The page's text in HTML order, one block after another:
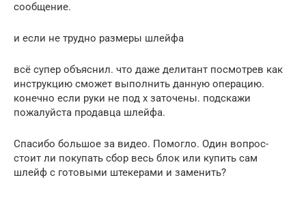
сообщение.
и если не трудно размеры шлейфа
всё супер объяснил. что даже делитант посмотрев как
инструкцию сможет выполнить данную операцию.
конечно если руки не под х заточены. подскажи
пожалуйста продавца шлейфа.
Спасибо большое за видео. Помогло. Один вопрос-
стоит ли покупать сбор весь блок или купить сам
шлейф с готовыми штекерами и заменить?